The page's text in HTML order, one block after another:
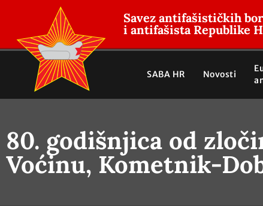
Savez antifašističkih
i antifašista Republike
SABA HR Novosti
80. godišnjica od
Voćinu, Kometnik-